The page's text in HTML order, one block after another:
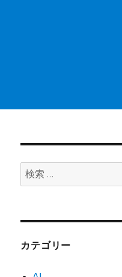
検
索:
カテゴリー